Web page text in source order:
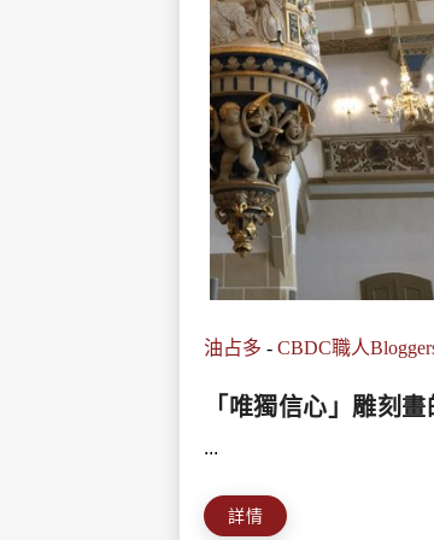
油占多 -CBDC職人
「唯獨信心」雕刻
...
詳情